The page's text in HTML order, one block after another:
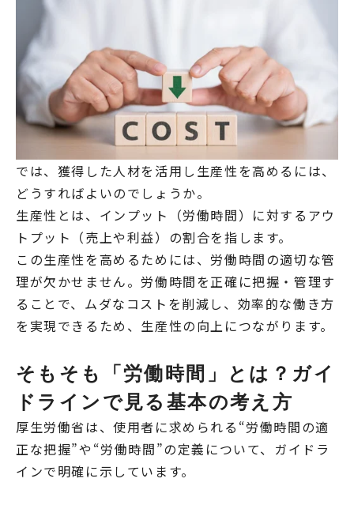
では、獲得した人材を活用し生産性を高めるには、
どうすればよいのでしょうか。
生産性とは、インプット（労働時間）に対するアウ
トプット（売上や利益）の割合を指します。
この生産性を高めるためには、労働時間の適切な管
理が欠かせません。労働時間を正確に把握・管理す
ることで、ムダなコストを削減し、効率的な働き方
を実現できるため、生産性の向上につながります。
そもそも「労働時間」とは？ガイ
ドラインで見る基本の考え方
厚生労働省は、使用者に求められる“労働時間の適
正な把握”や“労働時間”の定義について、ガイドラ
インで明確に示しています。